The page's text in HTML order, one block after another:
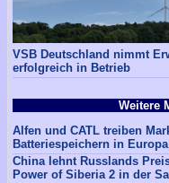
VSB Deutschland nimmt
erfolgreich in Betrieb
Weitere
Alfen und CATL treiben
Batteriespeichern in
China lehnt Russlands
Power of Siberia 2 in der